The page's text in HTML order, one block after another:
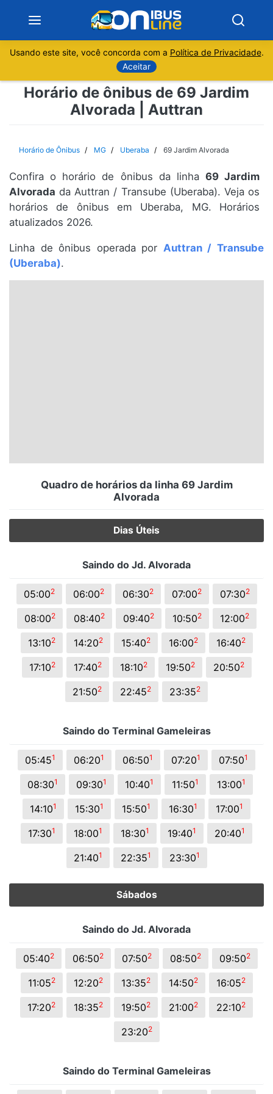
Sobre
Rio de Janeiro
Espírito Santo
Paraná
Usando este site, você concorda com a Política de Privacidade.
Aceitar
Horário de ônibus de 69 Jardim
Alvorada | Auttran
Horário de Ônibus MG Uberaba 69 Jardim Alvorada
Confira o horário de ônibus da linha 69 Jardim
Alvorada da Auttran / Transube (Uberaba). Veja os
horários de ônibus em Uberaba, MG. Horários
atualizados 2026.
Linha de ônibus operada por Auttran / Transube
(Uberaba).
Quadro de horários da linha 69 Jardim
Alvorada
Dias Úteis
Saindo do Jd. Alvorada
05:002 06:002 06:302 07:002 07:302
08:002 08:402 09:402 10:502 12:002
13:102 14:202 15:402 16:002 16:402
17:102 17:402 18:102 19:502 20:502
21:502 22:452 23:352
Saindo do Terminal Gameleiras
05:451 06:201 06:501 07:201 07:501
08:301 09:301 10:401 11:501 13:001
14:101 15:301 15:501 16:301 17:001
17:301 18:001 18:301 19:401 20:401
21:401 22:351 23:301
Sábados
Saindo do Jd. Alvorada
05:402 06:502 07:502 08:502 09:502
11:052 12:202 13:352 14:502 16:052
17:202 18:352 19:502 21:002 22:102
23:202
Saindo do Terminal Gameleiras